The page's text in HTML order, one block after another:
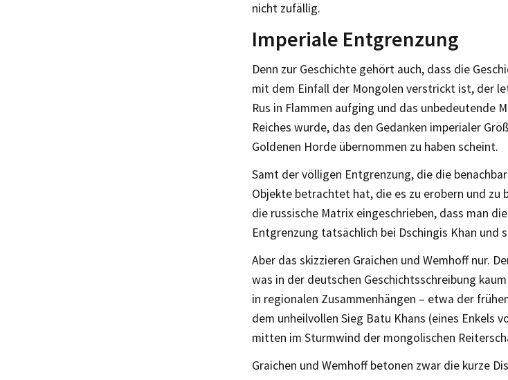
nicht zufällig.
Imperiale Entgrenzung
Denn zur Geschichte gehört auch, dass die
mit dem Einfall der Mongolen verstrickt ist, der
Rus in Flammen aufging und das unbedeutende
Reiches wurde, das den Gedanken imperialer
Goldenen Horde übernommen zu haben scheint.
Samt der völligen Entgrenzung, die die
Objekte betrachtet hat, die es zu erobern und zu
die russische Matrix eingeschrieben, dass man
Entgrenzung tatsächlich bei Dschingis Khan und
Aber das skizzieren Graichen und Wemhoff nur.
was in der deutschen Geschichtsschreibung
in regionalen Zusammenhängen – etwa der
dem unheilvollen Sieg Batu Khans (eines Enkels
mitten im Sturmwind der mongolischen
Graichen und Wemhoff betonen zwar die kurze